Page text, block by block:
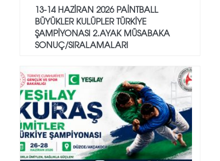
13-14 HAZİRAN 2026 PAİNTBALL
BÜYÜKLER KULÜPLER TÜRKİYE
ŞAMPİYONASI 2.AYAK MÜSABAKA
SONUÇ/SIRALAMALARI